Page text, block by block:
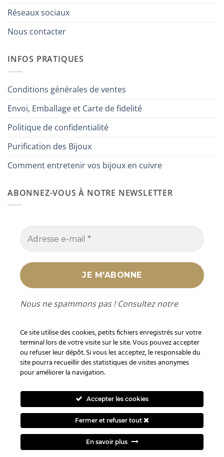
Réseaux sociaux
Nous contacter
INFOS PRATIQUES
Conditions générales de ventes
Envoi, Emballage et Carte de fidelité
Politique de confidentialité
Purification des Bijoux
Comment entretenir vos bijoux en cuivre
ABONNEZ-VOUS À NOTRE NEWSLETTER
Nous ne spammons pas ! Consultez notre
achats remplissant les conditions requises sur les liens ou
produits Amazon mentionnés.
Visa
PayPal Stripe
On
BLOG
Besoin d'un renseignement ?
Ce site utilise des cookies, petits fichiers enregistrés sur votre
terminal lors de votre visite sur le site. Vous pouvez accepter
ou refuser leur dépôt. Si vous les acceptez, le responsable du
site pourra recueillir des statistiques de visites anonymes
pour améliorer la navigation.
Accepter les cookies
Fermer et refuser tout
En savoir plus